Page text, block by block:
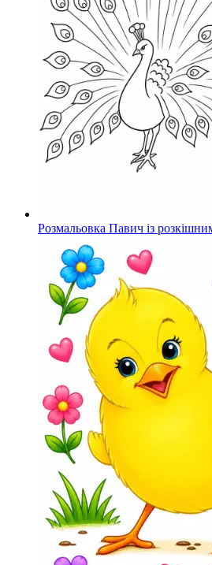
Розмальовка Павич із